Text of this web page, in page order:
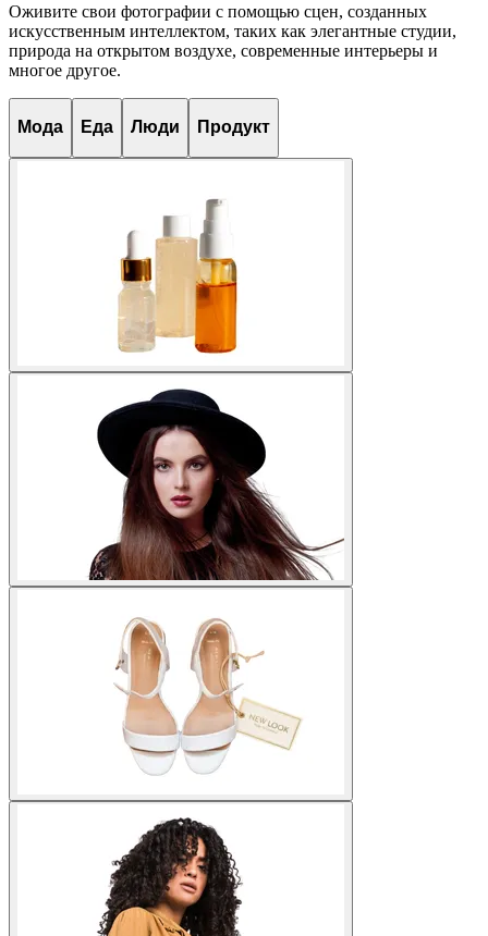
Оживите свои фотографии с помощью сцен, созданных
искусственным интеллектом, таких как элегантные студии,
природа на открытом воздухе, современные интерьеры и
многое другое.
Мода Еда Люди Продукт